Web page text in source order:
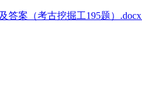
答案（考古挖掘工195题）.docx